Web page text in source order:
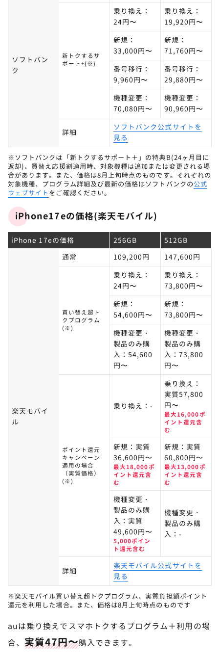
ソフトバン
ク
新トクするサ
ポート+(※)
乗り換え：
24円〜
乗り換え：
19,920円〜
新規：
33,000円〜
新規：
71,760円〜
番号移行：
9,960円〜
番号移行：
29,880円〜
機種変更：
70,080円〜
機種変更：
90,960円〜
詳細
ソフトバンク公式サイトを
見る
※ソフトバンクは「新トクするサポート＋」の特典B(24ヶ月目に
返却)、買替え応援割適用時、対象機種は追加または変更される場
合があります。また、価格は8月上旬時点のものです。それぞれの
対象機種、プログラム詳細及び最新の価格はソフトバンクの公式
ウェブサイト をご確認ください。
iPhone17eの価格(楽天モバイル)
iPhone 17eの価格 256GB 512GB
楽天モバイ
ル
通常 109,200円 147,600円
買い替え超ト
クプログラム
(※)
乗り換え：
24円〜
乗り換え：
73,800円〜
新規：
54,600円〜
新規：
73,800円〜
機種変更・
製品のみ購
入：54,600
円〜
機種変更・
製品のみ購
入：73,800
円〜
ポイント還元
キャンペーン
適用の場合
（実質価格）
(※)
乗り換え：-
乗り換え：
実質57,800
円〜
最大16,000ポ
イント還元含
む
新規：実質
36,600円〜
最大18,000ポ
イント還元含
む
新規：実質
60,800円〜
最大13,000ポ
イント還元含
む
機種変更・
製品のみ購
入：実質
49,600円〜
5,000ポイン
ト還元含む
機種変更・
製品のみ購
入：-
詳細
楽天モバイル公式サイトを
見る
※楽天モバイル買い替え超トクプログラム、実質負担額ポイント
還元を利用した場合。また、価格は8月上旬時点のものです
auは乗り換えでスマホトクするプログラム＋利用の場
合、実質47円〜購入できます。